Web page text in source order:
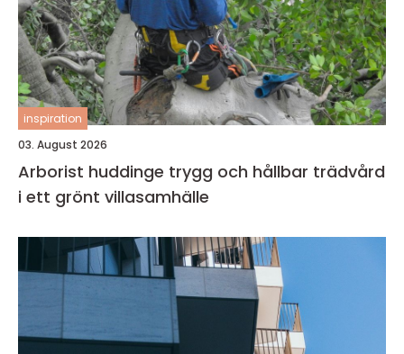
inspiration
03. August 2026
Arborist huddinge trygg och hållbar trädvård
i ett grönt villasamhälle